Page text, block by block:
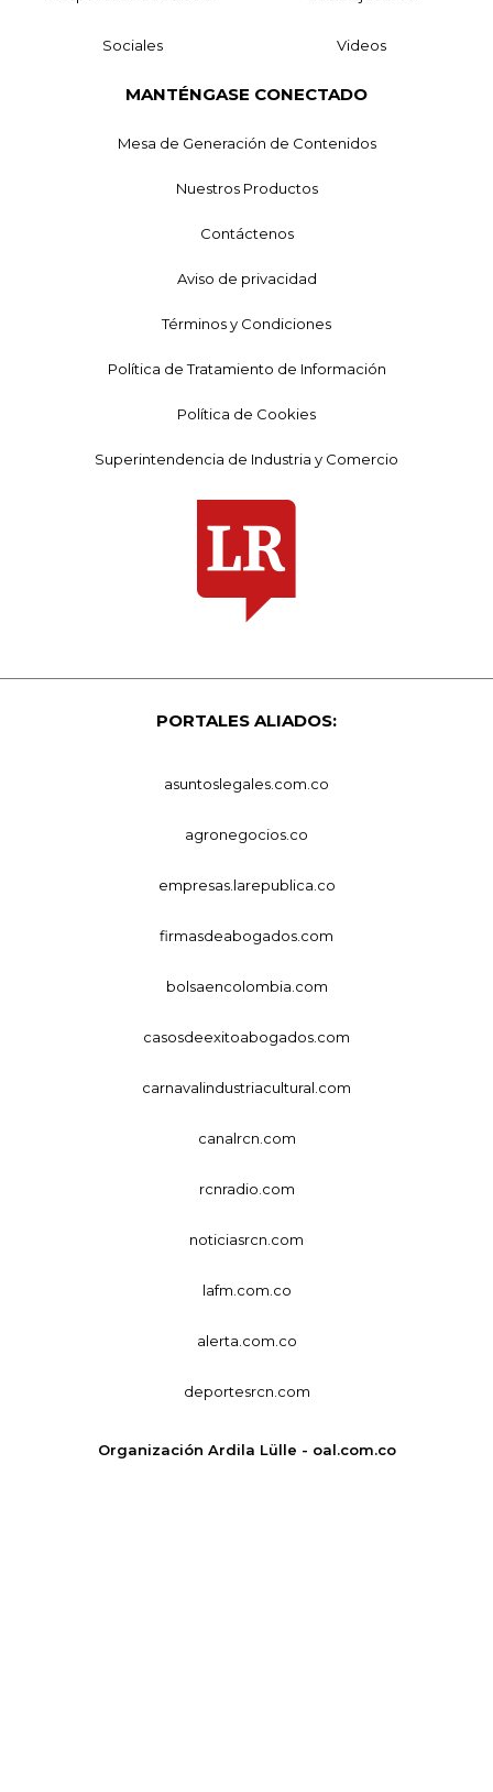
Sociales Videos
MANTÉNGASE CONECTADO
Mesa de Generación de Contenidos
Nuestros Productos
Contáctenos
Aviso de privacidad
Términos y Condiciones
Política de Tratamiento de Información
Política de Cookies
Superintendencia de Industria y Comercio
PORTALES ALIADOS:
asuntoslegales.com.co
agronegocios.co
empresas.larepublica.co
firmasdeabogados.com
bolsaencolombia.com
casosdeexitoabogados.com
carnavalindustriacultural.com
canalrcn.com
rcnradio.com
noticiasrcn.com
lafm.com.co
alerta.com.co
deportesrcn.com
Organización Ardila Lülle - oal.com.co